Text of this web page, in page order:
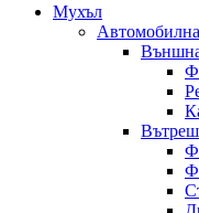
Мухъл